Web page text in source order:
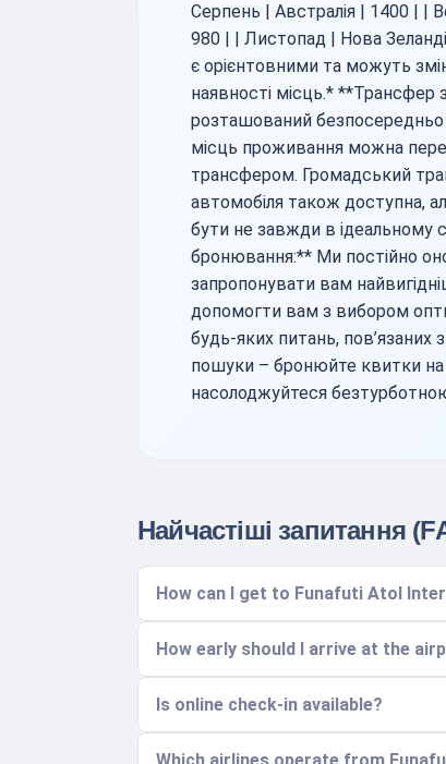
Серпень | Австралія | 1400 | |
980 | | Листопад | Нова
є орієнтовними та можуть
наявності місць.* **Трансфер
розташований безпосередньо
місць проживання можна
трансфером. Громадський
автомобіля також доступна,
бути не завжди в ідеальному
бронювання:** Ми постійно
запропонувати вам
допомогти вам з вибором
будь-яких питань,
пошуки – бронюйте квитки на
насолоджуйтеся
Найчастіші запитання
How can I get to Funafuti Atol
How early should I arrive at the
Is online check-in available?